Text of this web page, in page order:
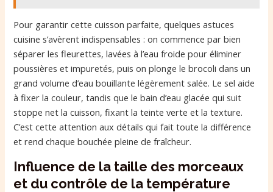
Pour garantir cette cuisson parfaite, quelques astuces
cuisine s’avèrent indispensables : on commence par bien
séparer les fleurettes, lavées à l’eau froide pour éliminer
poussières et impuretés, puis on plonge le brocoli dans un
grand volume d’eau bouillante légèrement salée. Le sel aide
à fixer la couleur, tandis que le bain d’eau glacée qui suit
stoppe net la cuisson, fixant la teinte verte et la texture.
C’est cette attention aux détails qui fait toute la différence
et rend chaque bouchée pleine de fraîcheur.
Influence de la taille des morceaux
et du contrôle de la température